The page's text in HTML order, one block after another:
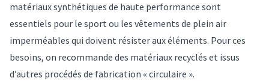
matériaux synthétiques de haute performance sont
essentiels pour le sport ou les vêtements de plein air
imperméables qui doivent résister aux éléments. Pour ces
besoins, on recommande des matériaux recyclés et issus
d’autres procédés de fabrication « circulaire ».